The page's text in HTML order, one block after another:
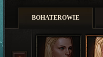
BOHATEROWIE